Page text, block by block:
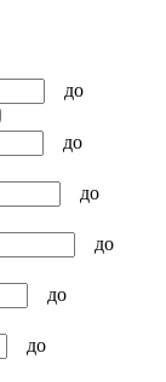
до
до
до
до
до
до